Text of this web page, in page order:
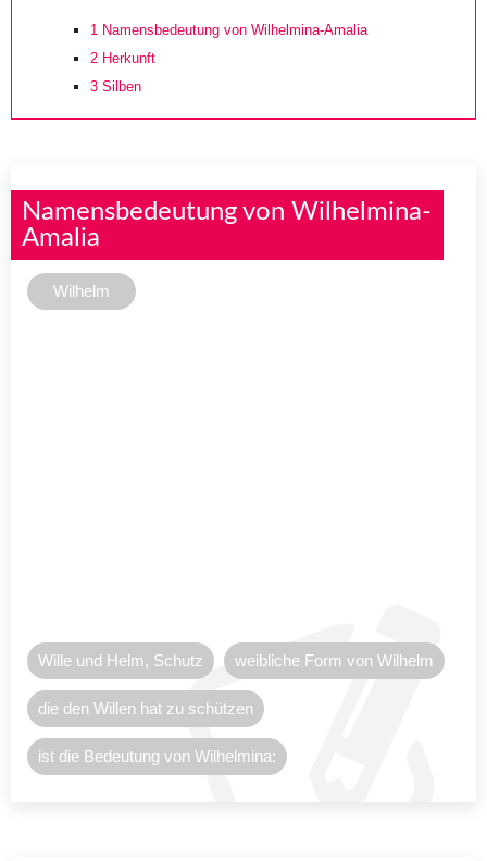
1 Namensbedeutung von Wilhelmina-Amalia
2 Herkunft
3 Silben
Namensbedeutung von Wilhelmina-
Amalia
Wilhelm
Wille und Helm, Schutz weibliche Form von Wilhelm
die den Willen hat zu schützen
ist die Bedeutung von Wilhelmina: